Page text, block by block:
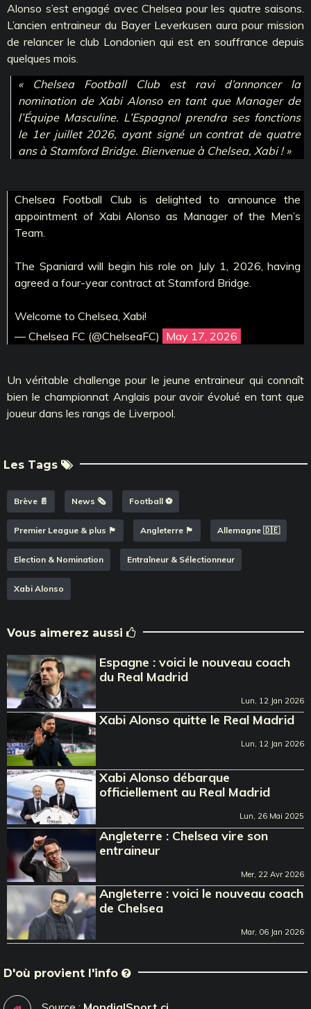
Alonso s’est engagé avec Chelsea pour les quatre saisons.
L’ancien entraineur du Bayer Leverkusen aura pour mission
de relancer le club Londonien qui est en souffrance depuis
quelques mois.
« Chelsea Football Club est ravi d’annoncer la
nomination de Xabi Alonso en tant que Manager de
l’Équipe Masculine. L’Espagnol prendra ses fonctions
le 1er juillet 2026, ayant signé un contrat de quatre
ans à Stamford Bridge. Bienvenue à Chelsea, Xabi ! »
Chelsea Football Club is delighted to announce the
appointment of Xabi Alonso as Manager of the Men’s
Team.
The Spaniard will begin his role on July 1, 2026, having
agreed a four-year contract at Stamford Bridge.
Welcome to Chelsea, Xabi!
— Chelsea FC (@ChelseaFC) May 17, 2026
Un véritable challenge pour le jeune entraineur qui connaît
bien le championnat Anglais pour avoir évolué en tant que
joueur dans les rangs de Liverpool.
Les Tags
Brève 📄 News 🗞️ Football ⚽️
Premier League & plus 🏴󠁧󠁢󠁥󠁮󠁧󠁿 Angleterre 🏴󠁧󠁢󠁥󠁮󠁧󠁿 Allemagne 🇩🇪
Election & Nomination Entraîneur & Sélectionneur
Xabi Alonso
Vous aimerez aussi
Espagne : voici le nouveau coach
du Real Madrid
Lun, 12 Jan 2026
Xabi Alonso quitte le Real Madrid
Lun, 12 Jan 2026
Xabi Alonso débarque
officiellement au Real Madrid
Lun, 26 Mai 2025
Angleterre : Chelsea vire son
entraineur
Mer, 22 Avr 2026
Angleterre : voici le nouveau coach
de Chelsea
Mar, 06 Jan 2026
D'où provient l'info